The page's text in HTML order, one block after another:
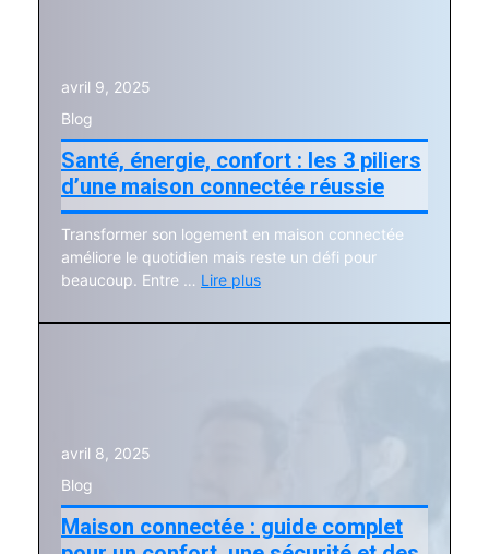
avril 9, 2025
Blog
Santé, énergie, confort : les 3 piliers
d’une maison connectée réussie
Transformer son logement en maison connectée
améliore le quotidien mais reste un défi pour
beaucoup. Entre … Lire plus
avril 8, 2025
Blog
Maison connectée : guide complet